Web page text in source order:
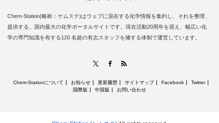
Chem-Station(略称：ケムステ)はウェブに混在する化学情報を集約し、それを整理、
提供する、国内最大の化学ポータルサイトです。現在活動20周年を迎え、幅広い化
学の専門知識を有する120 名超の有志スタッフを擁する体制で運営しています。
Facebook
Chem-Stationについて お知らせ 更新履歴 サイトマップ Facebook
Twitter
国際版
中国版 お問い合わせ